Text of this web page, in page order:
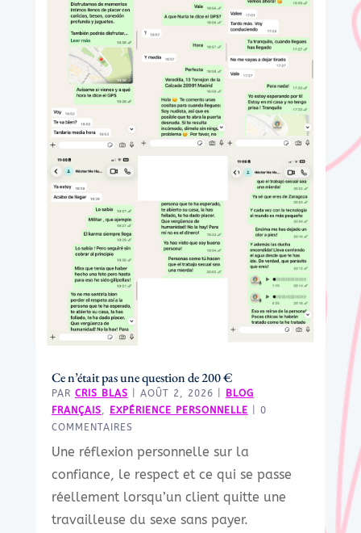
Ce n’était pas une question de 200 €
PAR CRIS BLAS AOÛT 2, 2026
BLOG
FRANÇAIS
EXPÉRIENCE PERSONNELLE | 0
COMMENTAIRES
Une réflexion personnelle sur la
confiance, le respect et ce qui se passe
réellement lorsqu’un client quitte une
travailleuse du sexe sans payer.